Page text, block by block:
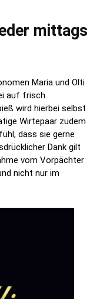
mittags
Maria und Olti
auf frisch
wird hierbei selbst
Wirtepaar zudem
dass sie gerne
Dank gilt
vom Vorpächter
nicht nur im